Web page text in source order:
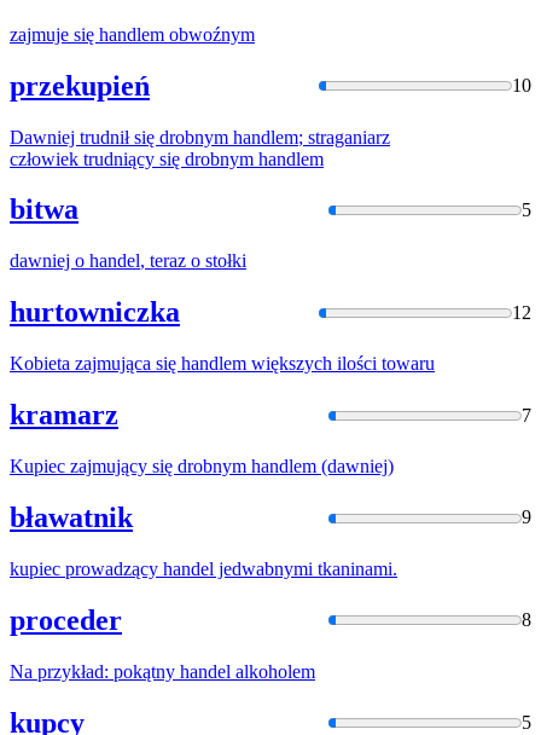
zajmuje się handlem obwoźnym
przekupień 10
Dawniej trudnił się drobnym handlem; straganiarz
człowiek trudniący się drobnym handlem
bitwa 5
dawniej o handel, teraz o stołki
hurtowniczka 12
Kobieta zajmująca się handlem większych ilości towaru
kramarz 7
Kupiec zajmujący się drobnym handlem (dawniej)
bławatnik 9
kupiec prowadzący handel jedwabnymi tkaninami.
proceder 8
Na przykład: pokątny handel alkoholem
kupcy 5